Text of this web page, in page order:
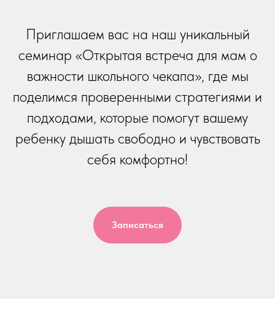
Приглашаем вас на наш уникальный
семинар «Открытая встреча для мам о
важности школьного чекапа», где мы
поделимся проверенными стратегиями и
подходами, которые помогут вашему
ребенку дышать свободно и чувствовать
себя комфортно!
Записаться